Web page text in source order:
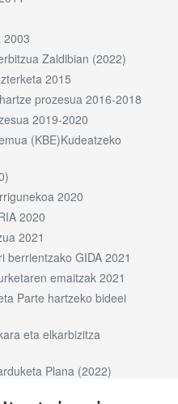
2003
Zaldibian (2022)
2015
prozesua 2016-2018
2019-2020
(KBE)Kudeatzeko
2020
2020
2021
berrientzako GIDA 2021
emaitzak 2021
Parte hartzeko bideei
eta elkarbizitza
Plana (2022)